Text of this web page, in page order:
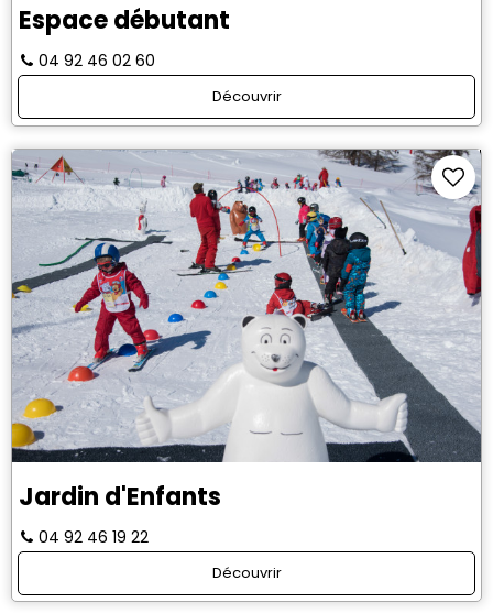
Espace débutant
04 92 46 02 60
Découvrir
Jardin d'Enfants
04 92 46 19 22
Découvrir